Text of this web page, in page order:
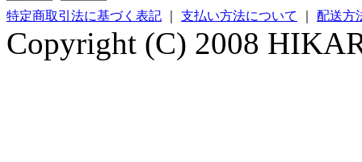
特定商取引法に基づく表記 支払い方法について 配送方
Copyright (C) 2008